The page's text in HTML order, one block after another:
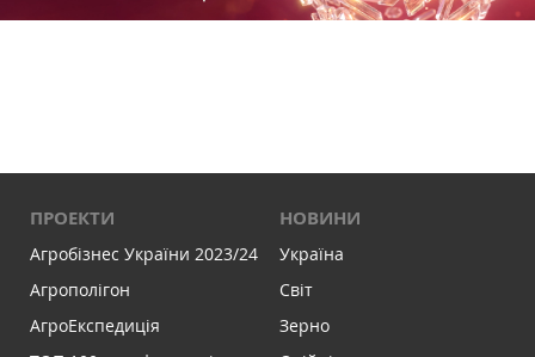
ПРОЕКТИ
Агробізнес України 2023/24
Агрополігон
АгроЕкспедиція
НОВИНИ
Україна
Світ
Зерно